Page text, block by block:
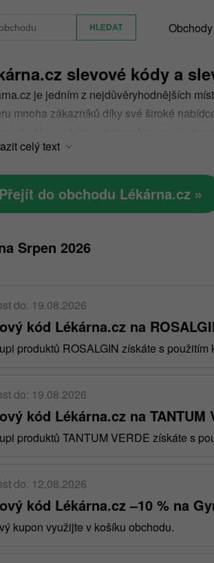
Obchody
slevové kódy a
je jedním z nejdůvěryhodnějších
mnoha zákazníků díky své široké
slevové kódy jsou jedním z
celý text
Přejít do obchodu Lékárna.cz »
Srpen 2026
do: 19.08.2026
kód Lékárna.cz na
produktů ROSALGIN získáte s použitím
do: 19.08.2026
kód Lékárna.cz na TANTUM
produktů TANTUM VERDE získáte s
do: 12.08.2026
kód Lékárna.cz –10 % na
kupon využijte v košíku obchodu.